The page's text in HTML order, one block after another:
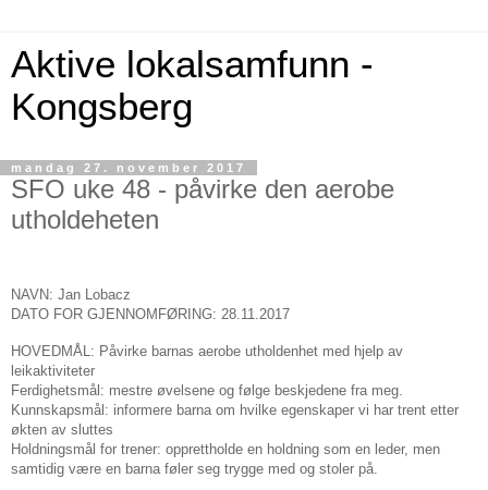
Aktive lokalsamfunn -
Kongsberg
mandag 27. november 2017
SFO uke 48 - påvirke den aerobe
utholdeheten
NAVN: Jan Lobacz
DATO FOR GJENNOMFØRING: 28.11.2017
HOVEDMÅL: Påvirke barnas aerobe utholdenhet med hjelp av
leikaktiviteter
Ferdighetsmål: mestre øvelsene og følge beskjedene fra meg.
Kunnskapsmål: informere barna om hvilke egenskaper vi har trent etter
økten av sluttes
Holdningsmål for trener: opprettholde en holdning som en leder, men
samtidig være en barna føler seg trygge med og stoler på.